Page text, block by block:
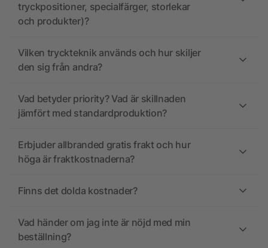
tryckpositioner, specialfärger, storlekar
och produkter)?
Vilken tryckteknik används och hur skiljer
den sig från andra?
Vad betyder priority? Vad är skillnaden
jämfört med standardproduktion?
Erbjuder allbranded gratis frakt och hur
höga är fraktkostnaderna?
Finns det dolda kostnader?
Vad händer om jag inte är nöjd med min
beställning?